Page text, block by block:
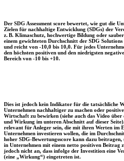
Der SDG Assessment score bewertet, wie gut die
Zielen für nachhaltige Entwicklung (SDGs) der
z. B. Klimaschutz, hochwertige Bildung oder
einem gewichteten Durchschnitt der SDG
und reicht von -10,0 bis 10,0. Für jedes
den höchsten positiven und den niedrigsten
Bereich von -10 bis +10.
Dies ist jedoch kein Indikator für die tatsächliche
Unternehmen nachhaltiger zu machen oder
Wirtschaft zu bewirken (siehe auch das Video über
und Wirkung im unteren Abschnitt auf dieser
relevant für Anleger sein, die mit ihren Werten im
Unternehmen investieren wollen, die im
hoher SDG-Bewertungsscore kann dazu
in Unternehmen mit einem netto positiven Beitrag
jedoch nicht an, dass infolge der Investition eine
(eine „Wirkung“) eingetreten ist.